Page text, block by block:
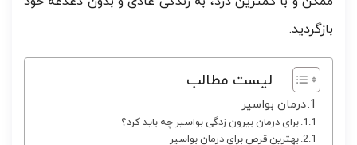
بازگردید.
لیست مطالب
درمان بواسیر
برای درمان بیرون زدگی بواسیر چه باید کرد؟
بهترین قرص برای درمان بواسیر